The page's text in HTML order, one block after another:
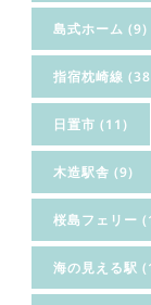
島式ホーム (9)
指宿枕崎線
日置市 (11)
木造駅舎 (9)
桜島フェリー
海の見える駅